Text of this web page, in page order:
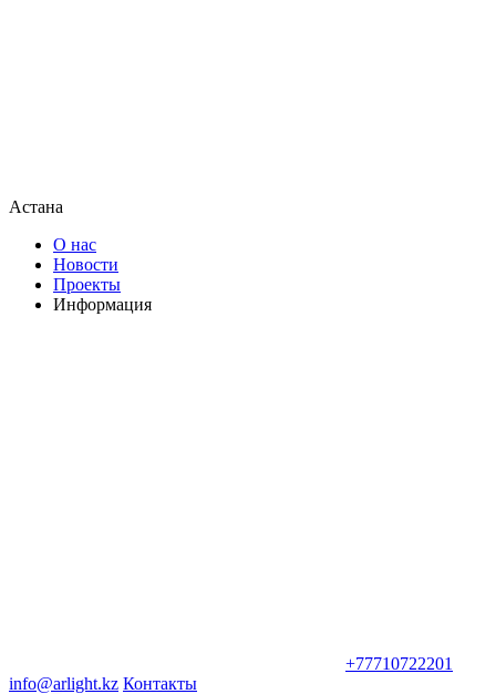
Астана
О нас
Новости
Проекты
Информация
+77710722201
info@arlight.kz Контакты